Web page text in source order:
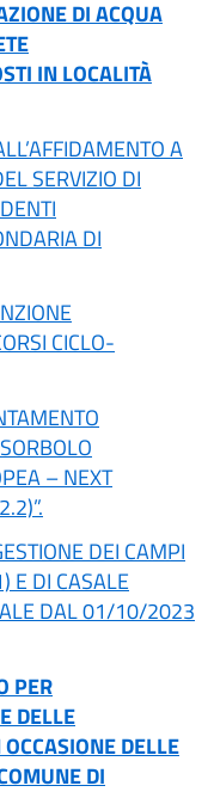
DI ACQUA
IN LOCALITÀ
A
SERVIZIO DI
DI
CICLO-
– NEXT
DEI CAMPI
E DI CASALE
DAL 01/10/2023
PER
DELLE
DELLE
DI